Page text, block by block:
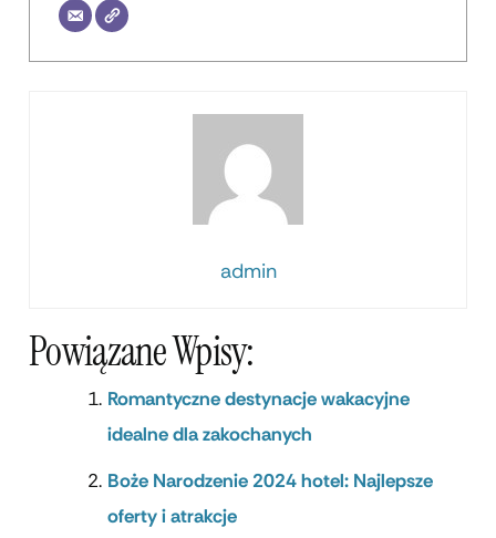
admin
Powiązane Wpisy:
Romantyczne destynacje wakacyjne
idealne dla zakochanych
Boże Narodzenie 2024 hotel: Najlepsze
oferty i atrakcje